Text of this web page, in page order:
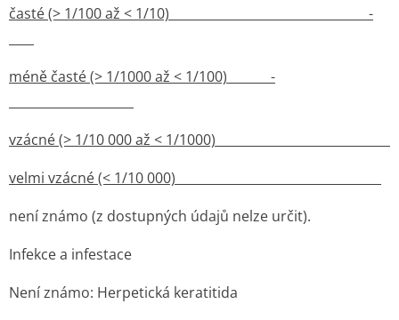
časté (> 1/100 až < 1/10)________­________________________­
méně časté (> 1/1000 až < 1/100)_______­
vzácné (> 1/10 000 až < 1/1000)______­______________________
velmi vzácné (< 1/10 000)____­________________________­_____
není známo (z dostupných údajů nelze určit).
Infekce a infestace
Není známo: Herpetická keratitida